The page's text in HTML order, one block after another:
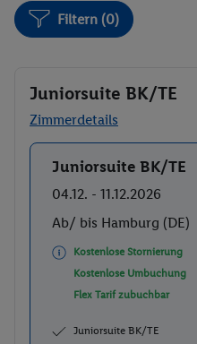
Filtern (0)
Juniorsuite BK/TE
Zimmerdetails
Buchen
Juniorsuite BK/TE
04.12. - 11.12.2026
Ab/ bis Hamburg (DE)
Kostenlose Stornierung
Kostenlose Umbuchung
Flex Tarif zubuchbar
Juniorsuite BK/TE